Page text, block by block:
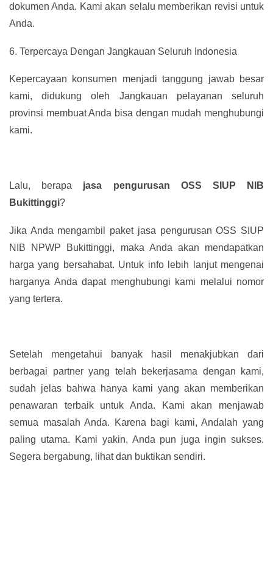
dokumen Anda. Kami akan selalu memberikan revisi untuk
Anda.
6. Terpercaya Dengan Jangkauan Seluruh Indonesia
Kepercayaan konsumen menjadi tanggung jawab besar
kami, didukung oleh Jangkauan pelayanan seluruh
provinsi membuat Anda bisa dengan mudah menghubungi
kami.
Lalu, berapa jasa pengurusan OSS SIUP NIB
Bukittinggi?
Jika Anda mengambil paket jasa pengurusan OSS SIUP
NIB NPWP Bukittinggi, maka Anda akan mendapatkan
harga yang bersahabat. Untuk info lebih lanjut mengenai
harganya Anda dapat menghubungi kami melalui nomor
yang tertera.
Setelah mengetahui banyak hasil menakjubkan dari
berbagai partner yang telah bekerjasama dengan kami,
sudah jelas bahwa hanya kami yang akan memberikan
penawaran terbaik untuk Anda. Kami akan menjawab
semua masalah Anda. Karena bagi kami, Andalah yang
paling utama. Kami yakin, Anda pun juga ingin sukses.
Segera bergabung, lihat dan buktikan sendiri.